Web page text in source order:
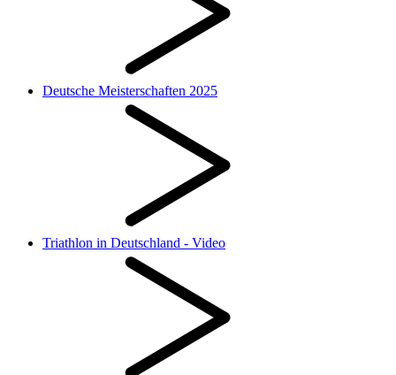
Deutsche Meisterschaften 2025
Triathlon in Deutschland - Video